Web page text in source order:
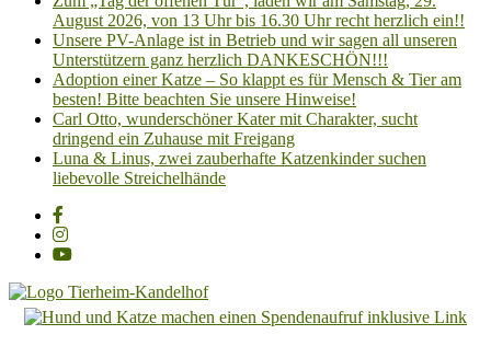
August 2026, von 13 Uhr bis 16.30 Uhr recht herzlich ein!!
Unsere PV-Anlage ist in Betrieb und wir sagen all unseren
Unterstützern ganz herzlich DANKESCHÖN!!!
Adoption einer Katze – So klappt es für Mensch & Tier am
besten! Bitte beachten Sie unsere Hinweise!
Carl Otto, wunderschöner Kater mit Charakter, sucht
dringend ein Zuhause mit Freigang
Luna & Linus, zwei zauberhafte Katzenkinder suchen
liebevolle Streichelhände
Tierheim